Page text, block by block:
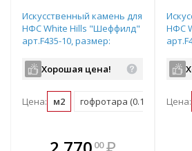
Искусственный камень для
НФС White Hills "Шеффилд"
арт.F435-10, размер:
Хорошая цена!
Цена: м2 гофротара (0.17 м2)
00
В
НФС
Цена:
В комплекте